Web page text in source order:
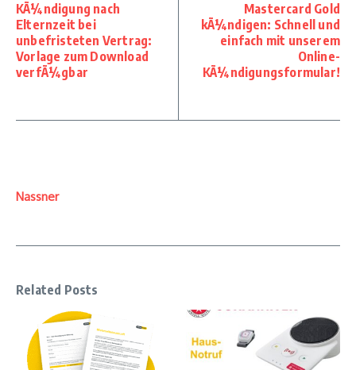
KÃ¼ndigung nach
Elternzeit bei
unbefristeten Vertrag:
Vorlage zum Download
verfÃ¼gbar
Mastercard Gold
kÃ¼ndigen: Schnell und
einfach mit unserem
Online-
KÃ¼ndigungsformular!
Nassner
Related Posts